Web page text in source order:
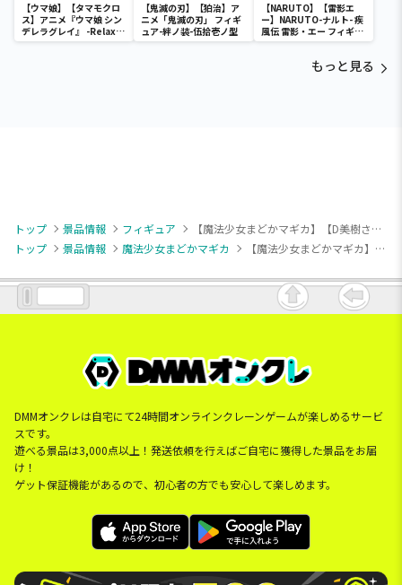
【ウマ娘】【タマモクロ
ス】アニメ『ウマ娘 シン
デレラグレイ』 -Relax
time-タマモクロス
【鬼滅の刃】【狛治】ア
ニメ「鬼滅の刃」 フィギ
ュア-絆ノ装-伍拾壱ノ型
【NARUTO】【雷影エ
ー】NARUTO-ナルト- 疾
風伝 雷影・エー フィギュ
ア～五影集結…!!～
もっと見る
トップ 景品情報 フィギュア
【魔法少女まどかマギカ】【D美樹さやか】魔法少女まどか☆マギカ ぺたっとおすわりフィギュア
トップ
景品情報 魔法少女まどかマギカ 【魔法少女まどかマギカ】【D美樹さやか】魔法少女まどか☆マギカ ぺたっとおすわりフィギュア
DMMオンクレは自宅にて24時間オンラインクレーンゲームが楽しめるサービ
スです。
遊べる景品は3,000点以上！発送依頼を行えばご自宅に獲得した景品をお届
け！
ゲット保証機能があるので、初心者の方でも安心して楽しめます。